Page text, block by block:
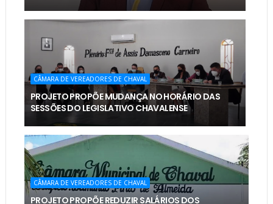
CÂMARA DE VEREADORES DE CHAVAL
PROJETO PROPÕE MUDANÇA NO HORÁRIO DAS
SESSÕES DO LEGISLATIVO CHAVALENSE
CÂMARA DE VEREADORES DE CHAVAL
PROJETO PROPÕE REDUZIR SALÁRIOS DOS